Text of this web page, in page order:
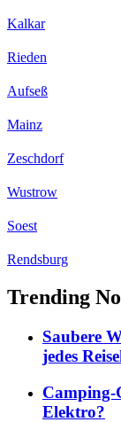
Kalkar
Rieden
Aufseß
Mainz
Zeschdorf
Wustrow
Soest
Rendsburg
Trending
Saubere
jedes
Camping-
Elektro?